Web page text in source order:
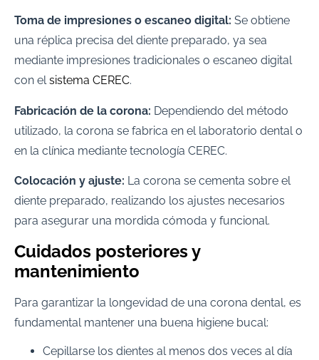
Toma de impresiones o escaneo digital: Se obtiene
una réplica precisa del diente preparado, ya sea
mediante impresiones tradicionales o escaneo digital
con elsistema CEREC.
Fabricación de la corona: Dependiendo del método
utilizado, la corona se fabrica en el laboratorio dental o
en la clínica mediante tecnología CEREC.
Colocación y ajuste: La corona se cementa sobre el
diente preparado, realizando los ajustes necesarios
para asegurar una mordida cómoda y funcional.
Cuidados posteriores y
mantenimiento
Para garantizar la longevidad de una corona dental, es
fundamental mantener una buena higiene bucal:
Cepillarse los dientes al menos dos veces al día